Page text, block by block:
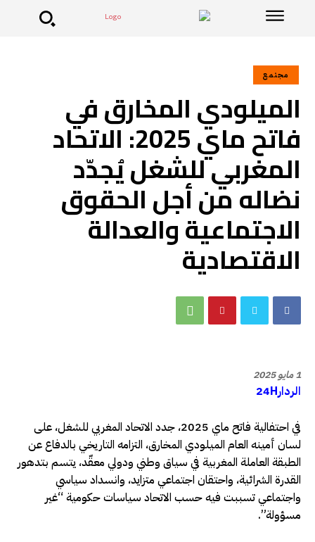
مجتمع
الميلودي المخارق في
فاتح ماي 2025: الاتحاد
المغربي للشغل يُجدّد
نضاله من أجل الحقوق
الاجتماعية والعدالة
الاقتصادية
1 مايو 2025
الردار24H
في احتفالية فاتح ماي 2025، جدد الاتحاد المغربي للشغل، على
لسان أمينه العام الميلودي المخارق، التزامه التاريخي بالدفاع عن
الطبقة العاملة المغربية في سياق وطني ودولي معقّد، يتسم بتدهور
القدرة الشرائية، واحتقان اجتماعي متزايد، وانسداد سياسي
واجتماعي تسببت فيه حسب الاتحاد سياسات حكومية “غير
مسؤولة”.